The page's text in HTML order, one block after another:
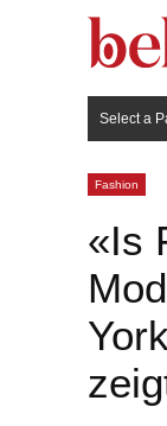
Select a
Fashion
«Is